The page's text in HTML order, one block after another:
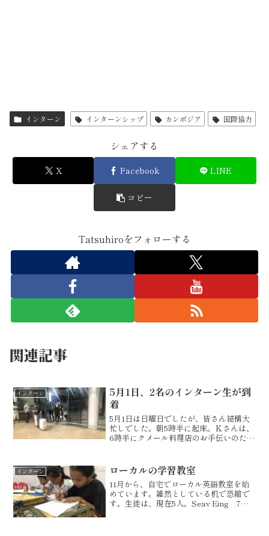
インターン インターンシップ カンボジア 国際協力
シェアする
X Facebook LINE
コピー
Tatsuhiroをフォローする
関連記事
インターン
5月1日、2名のインターン生が到
着
5月1日は日曜日でしたが、皆さん結構大
忙しでした。朝5時半に起床。Ｋさんは、
6時半にクメール料理店のお手伝いのため
ビザはERなので、申請書類に写真と
FPCSを見せて...
インターン ローカルの学習教室
11月から、自宅でローカル英語教室を始
めています。雑然としている机で恐縮で
す。生徒は、現在5人。Seav Eing 7年